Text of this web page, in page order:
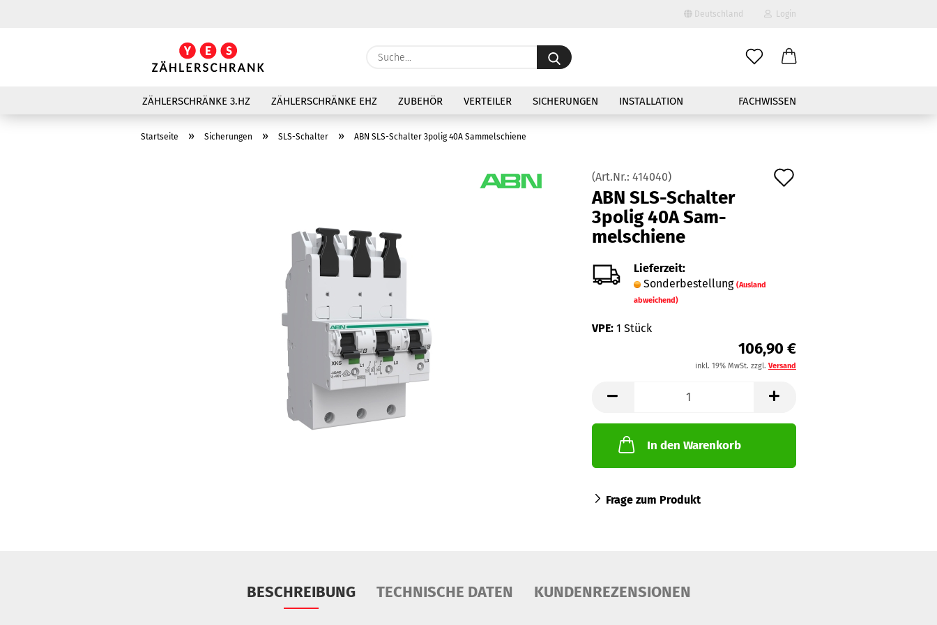
Deutschland
Lieferland
Login
Konto erstellen
Passwort vergessen?
Schnelle Anmeldung mit
Suche...
ZÄHLERSCHRÄNKE 3.HZ ZÄHLERSCHRÄNKE EHZ ZUBEHÖR VERTEILER SICHERUNGEN INSTALLATION FACHWISSEN
Startseite » Sicherungen » SLS-Schalter » ABN SLS-Schalter 3polig 40A Sammelschiene
(Art.Nr.: 414040)
ABN SLS-​Schalter
3polig 40A Sam­
mel­schie­ne
Lieferzeit:
Sonderbestellung (Ausland
abweichend)
VPE: 1 Stück
106,90 €
inkl. 19% MwSt. zzgl. Versand
In den Warenkorb
Frage zum Produkt
BESCHREIBUNG TECHNISCHE DATEN KUNDENREZENSIONEN